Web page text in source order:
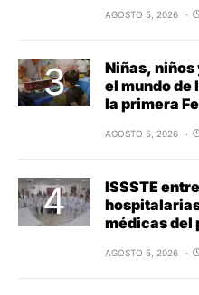
AGOSTO 5, 2026
Niñas,
el mundo
la primera
AGOSTO 5, 2026
ISSSTE
médicas del
AGOSTO 5, 2026